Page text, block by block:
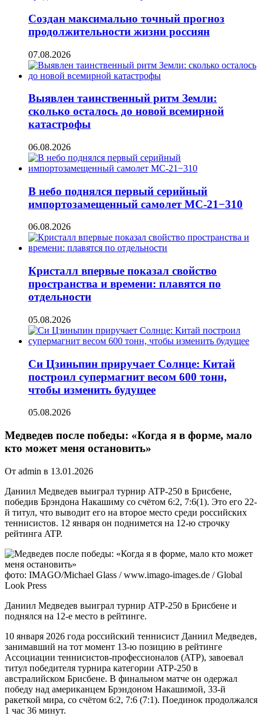
Создан максимально точный прогноз
продолжительности жизни россиян
07.08.2026
Выявлен таинственный ритм Земли:
сколько осталось до новой всемирной
катастрофы
06.08.2026
В небо поднялся первый серийный
импортозамещенный самолет МС-21−310
06.08.2026
Кристалл впервые показал свойство
пространства и времени: плавятся по
отдельности
05.08.2026
Си Цзиньпин приручает Солнце: Китай
построил супермагнит весом 600 тонн,
чтобы изменить будущее
05.08.2026
Медведев после победы: «Когда я в форме, мало
кто может меня остановить»
От admin в 13.01.2026
Даниил Медведев выиграл турнир ATP-250 в Брисбене,
победив Брэндона Накашиму со счётом 6:2, 7:6(1). Это его 22-
й титул, что выводит его на второе место среди российских
теннисистов. 12 января он поднимется на 12-ю строчку
рейтинга ATP.
фото: IMAGO/Michael Glass / www.imago-images.de / Global
Look Press
Даниил Медведев выиграл турнир ATP-250 в Брисбене и
поднялся на 12-е место в рейтинге.
10 января 2026 года российский теннисист Даниил Медведев,
занимавший на тот момент 13-ю позицию в рейтинге
Ассоциации теннисистов-профессионалов (ATP), завоевал
титул победителя турнира категории ATP-250 в
австралийском Брисбене. В финальном матче он одержал
победу над американцем Брэндоном Накашимой, 33-й
ракеткой мира, со счётом 6:2, 7:6 (7:1). Поединок продолжался
1 час 36 минут.